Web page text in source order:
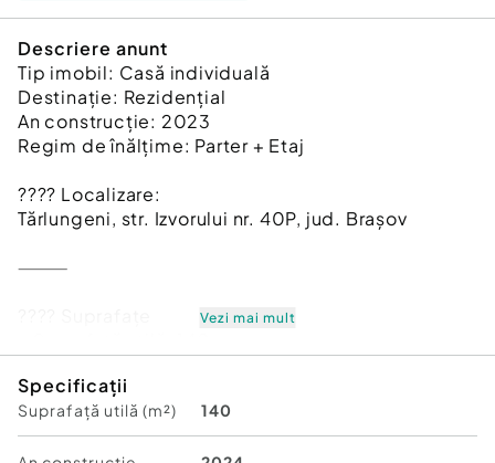
Descriere anunt
Tip imobil: Casă individuală
Destinație: Rezidențial
An construcție: 2023
Regim de înălțime: Parter + Etaj
???? Localizare:
Tărlungeni, str. Izvorului nr. 40P, jud. Brașov
⸻
⸻
Vezi mai mult
Specificații
Suprafață utilă (m²) 140